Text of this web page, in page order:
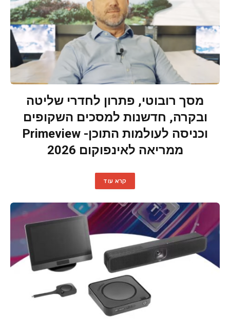
מסך רובוטי, פתרון לחדרי שליטה
ובקרה, חדשנות למסכים השקופים
וכניסה לעולמות התוכן- Primeview
ממריאה לאינפוקום 2026
קרא עוד